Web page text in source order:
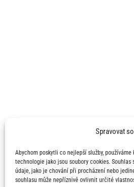
Spravovat
Abychom poskytli co nejlepší služby,
technologie jako jsou soubory cookies.
údaje, jako je chování při procházení nebo
souhlasu může nepříznivě ovlivnit určité